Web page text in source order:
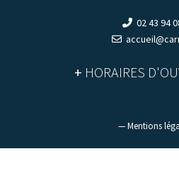
02 43 94
+ HORAIRES
— Mentions